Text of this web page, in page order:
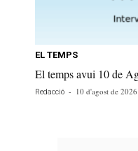
EL TEMPS
El temps avui 10 de
Redacció - 10 d'agost de 2026